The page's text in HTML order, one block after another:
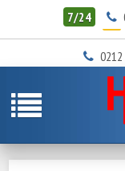
7/24